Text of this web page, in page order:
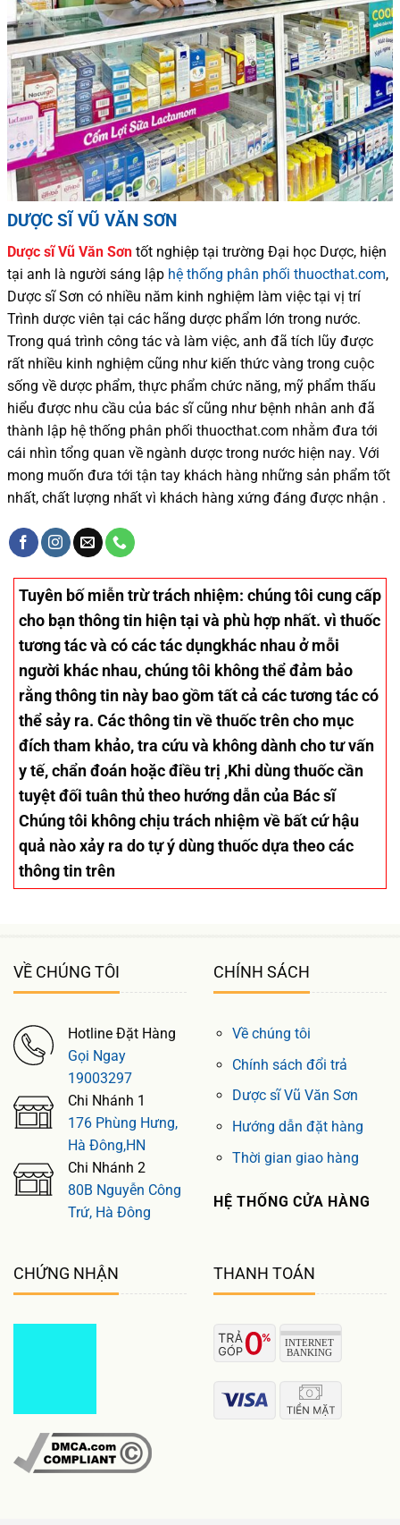
DƯỢC SĨ VŨ VĂN SƠN
Dược sĩVũ Văn Sơn tốt nghiệp tại trường Đại học Dược, hiện
tại anh là người sáng lập hệ thống phân phối thuocthat.com,
Dược sĩSơn có nhiều năm kinh nghiệm làm việc tại vị trí
Trình dược viên tại các hãng dược phẩm lớn trong nước.
Trong quá trình công tác và làm việc, anh đã tích lũy được
rất nhiều kinh nghiệm cũng như kiến thức vàng trong cuộc
sống về dược phẩm, thực phẩm chức năng, mỹ phẩm thấu
hiểu được nhu cầu của bác sĩcũng như bệnh nhân anh đã
thành lập hệ thống phân phối thuocthat.com nhằm đưa tới
cái nhìn tổng quan về ngành dược trong nước hiện nay. Với
mong muốn đưa tới tận tay khách hàng những sản phẩm tốt
nhất, chất lượng nhất vì khách hàng xứng đáng được nhận .
Tuyên bố miễn trừ trách nhiệm: chúng tôi cung cấp
cho bạn thông tin hiện tại và phù hợp nhất. vì thuốc
tương tác và có các tác dụngkhác nhau ở mỗi
người khác nhau, chúng tôi không thể đảm bảo
rằng thông tin này bao gồm tất cả các tương tác có
thể sảy ra. Các thông tin về thuốc trên cho mục
đích tham khảo, tra cứu và không dành cho tư vấn
y tế, chẩn đoán hoặc điều trị ,Khi dùng thuốc cần
tuyệt đối tuân thủ theo hướng dẫn của Bác sĩ
Chúng tôi không chịu trách nhiệm về bất cứ hậu
quả nào xảy ra do tự ý dùng thuốc dựa theo các
thông tin trên
VỀ CHÚNG TÔI
Hotline Đặt Hàng
Gọi Ngay
19003297
Chi Nhánh 1
176 Phùng Hưng,
Hà Đông,HN
Chi Nhánh 2
80B Nguyễn Công
Trứ, Hà Đông
CHÍNH SÁCH
Về chúng tôi
Chính sách đổi trả
Dược sĩ Vũ Văn Sơn
Hướng dẫn đặt hàng
Thời gian giao hàng
HỆ THỐNG CỬA HÀNG
CHỨNG NHẬN THANH TOÁN